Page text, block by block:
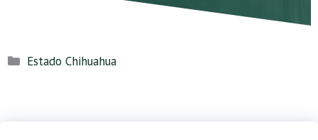
Categorías
Estado Chihuahua